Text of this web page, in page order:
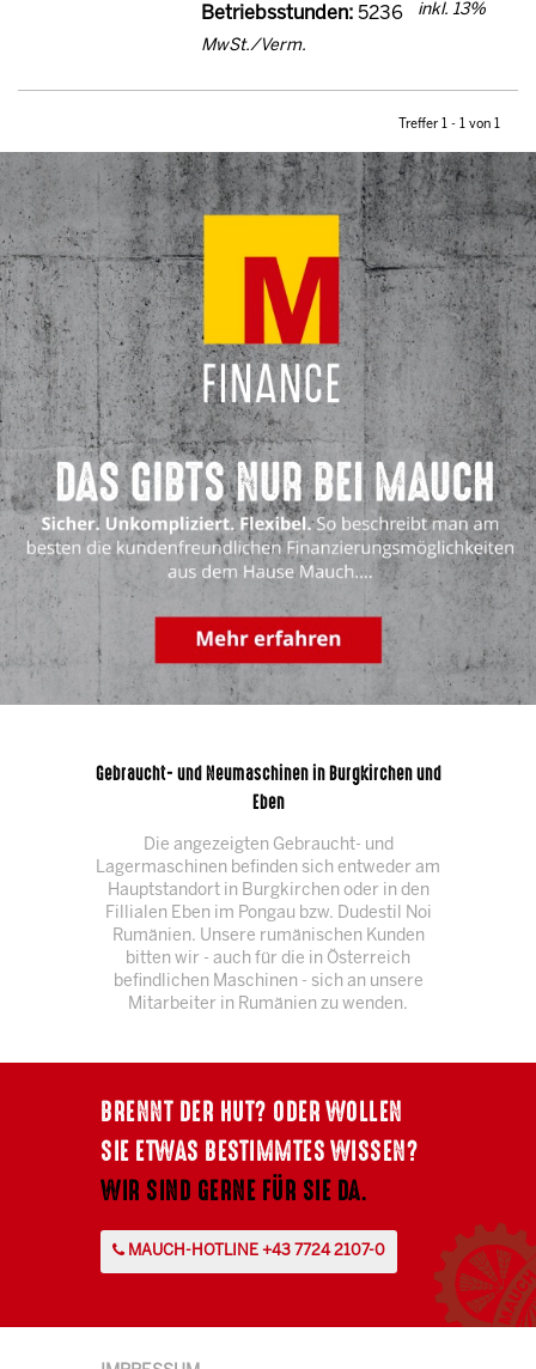
Betriebsstunden:5236 inkl. 13%
MwSt./Verm.
Treffer 1 - 1 von 1
Gebraucht- und Neumaschinen in Burgkirchen und
Eben
Die angezeigten Gebraucht- und
Lagermaschinen befinden sich entweder am
Hauptstandort in Burgkirchen oder in den
Fillialen Eben im Pongau bzw. Dudestil Noi
Rumänien. Unsere rumänischen Kunden
bitten wir - auch für die in Österreich
befindlichen Maschinen - sich an unsere
Mitarbeiter in Rumänien zu wenden.
BRENNT DER HUT? ODER WOLLEN
SIE ETWAS BESTIMMTES WISSEN?
WIR SIND GERNE FÜR SIE DA.
MAUCH-HOTLINE +43 7724 2107-0